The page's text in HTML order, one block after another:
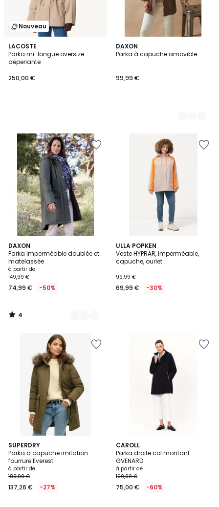
Nouveau
LACOSTE
Parka mi-longue oversize
déperlante
250,00 €
DAXON
Parka à capuche amovible
99,99 €
2
Couleurs
DAXON
Parka imperméable doublée et
matelassée
à partir de
149,99 €
74,99 € -50%
4
/
5
3
Couleurs
4
/
ULLA POPKEN
Veste HYPRAR, imperméable,
capuche, ourlet
99,99 €
69,99 € -30%
SUPERDRY
Parka à capuche imitation
fourrure Everest
à partir de
189,99 €
137,26 € -27%
5
/
5
6
Couleurs
CAROLL
Parka droite col montant
GVENARD
à partir de
190,00 €
75,00 € -60%
3
Couleurs